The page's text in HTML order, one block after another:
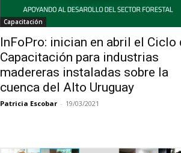
Capacitación
InFoPro: inician en abril el Ciclo
Capacitación para industrias
madereras instaladas sobre la
cuenca del Alto Uruguay
Patricia Escobar - 19/03/2021